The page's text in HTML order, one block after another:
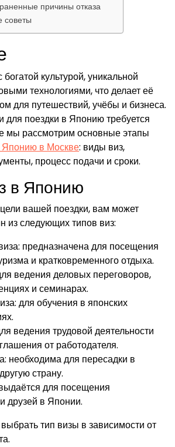
причины отказа
советы
культурой, уникальной
технологиями, что делает её
для путешествий, учёбы и бизнеса.
для поездки в Японию требуется
мы рассмотрим основные этапы
Японию в Москве: виды виз,
процесс подачи и сроки.
в Японию
вашей поездки, вам может
из следующих типов виз:
предназначена для посещения
и кратковременного отдыха.
ведения деловых переговоров,
и семинарах.
для обучения в японских
ведения трудовой деятельности
от работодателя.
необходима для пересадки в
страну.
для посещения
друзей в Японии.
тип визы в зависимости от